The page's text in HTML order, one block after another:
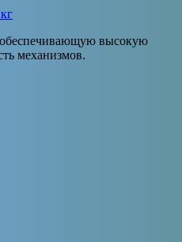
обеспечивающую высокую
механизмов.